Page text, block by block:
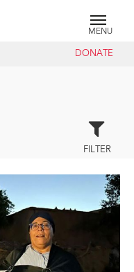
MENU
DONATE
FILTER